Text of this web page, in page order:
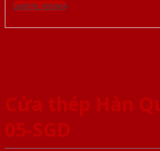
Gọi 0976.169.864
Cửa thép Hàn
05-SGD